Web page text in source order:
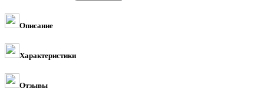
Описание
Характеристики
Отзывы